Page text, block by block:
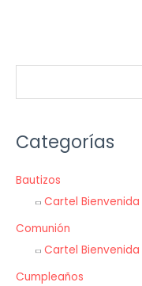
Categorías
Bautizos
Cartel Bienvenida
Comunión
Cartel
Cumpleaños